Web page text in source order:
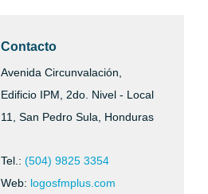
Contacto
Avenida Circunvalación,
Edificio IPM, 2do. Nivel - Local
11, San Pedro Sula, Honduras
Tel.: (504) 9825 3354
Web: logosfmplus.com